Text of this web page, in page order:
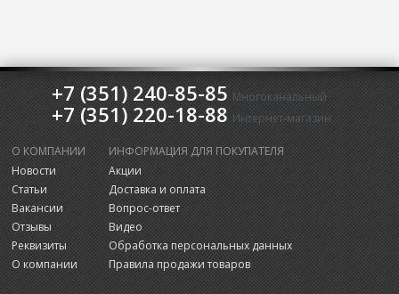
+7 (351) 240-85-85 Многоканальный
+7 (351) 220-18-88 Интернет-магазин
О КОМПАНИИ
Новости
Статьи
Вакансии
Отзывы
Реквизиты
О компании
ИНФОРМАЦИЯ ДЛЯ ПОКУПАТЕЛЯ
Акции
Доставка и оплата
Вопрос-ответ
Видео
Обработка персональных данных
Правила продажи товаров